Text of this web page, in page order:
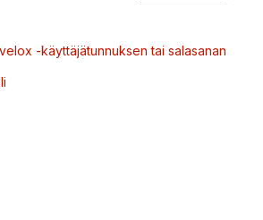
-käyttäjätunnuksen tai salasanan